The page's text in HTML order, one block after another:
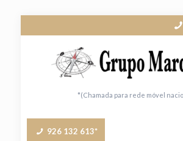
*(Chamada para rede móvel
926 132 613*